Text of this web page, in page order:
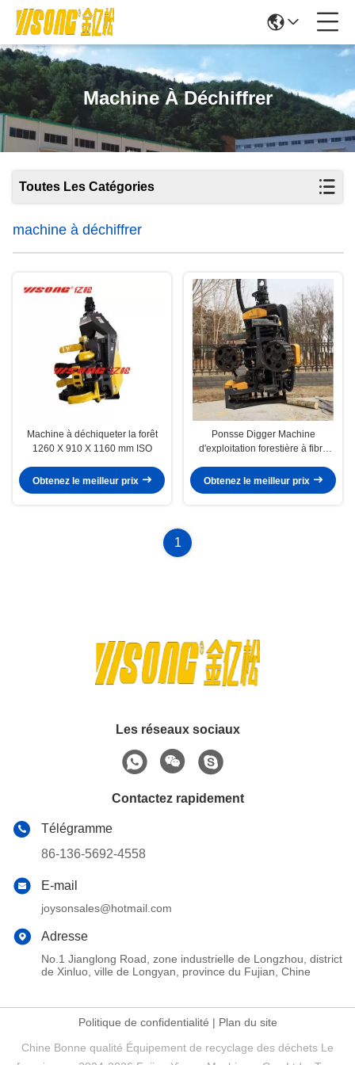
Machine À Déchiffrer
Toutes Les Catégories
machine à déchiffrer
Machine à déchiqueter la forêt
1260 X 910 X 1160 mm ISO
Obtenez le meilleur prix
Ponsse Digger Machine
d'exploitation forestière à fibre
Obtenez le meilleur prix
1
Les réseaux sociaux
Contactez rapidement
Télégramme
86-136-5692-4558
E-mail
joysonsales@hotmail.com
Adresse
No.1 Jianglong Road, zone industrielle de Longzhou, district
de Xinluo, ville de Longyan, province du Fujian, Chine
Politique de confidentialité | Plan du site
Chine Bonne qualité Équipement de recyclage des déchets Le